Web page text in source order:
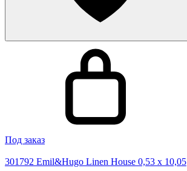
Под заказ
301792 Emil&Hugo Linen House 0,53 x 10,05